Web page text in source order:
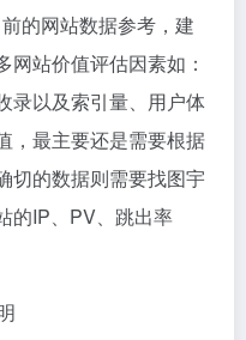
的网站数据参考，建
站价值评估因素如：
录以及索引量、用户体
，最主要还是需要根据
切的数据则需要找图宇
的IP、PV、跳出率